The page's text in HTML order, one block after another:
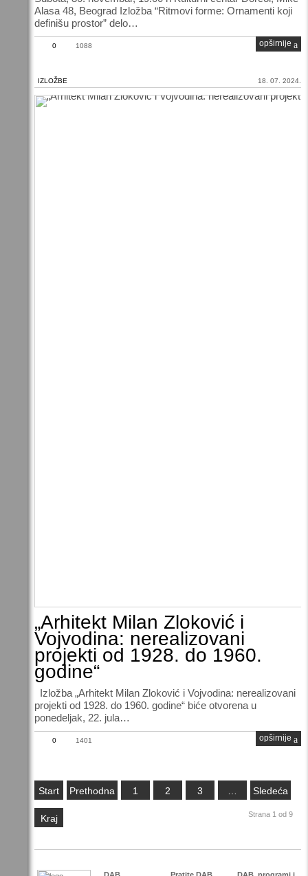
Alasa 48, Beograd Izložba “Ritmovi forme: Ornamenti koji
definišu prostor” delo…
0 1088 opširnije
IZLOŽBE 18. 07. 2024.
„Arhitekt Milan Zloković i
Vojvodina: nerealizovani
projekti od 1928. do 1960.
godine“
Izložba „Arhitekt Milan Zloković i Vojvodina: nerealizovani
projekti od 1928. do 1960. godine“ biće otvorena u
ponedeljak, 22. jula…
0 1401 opširnije
Start Prethodna 1 2 3 Sledeća
Kraj Strana 1 od 9
DAB Pratite DAB DAB programi i